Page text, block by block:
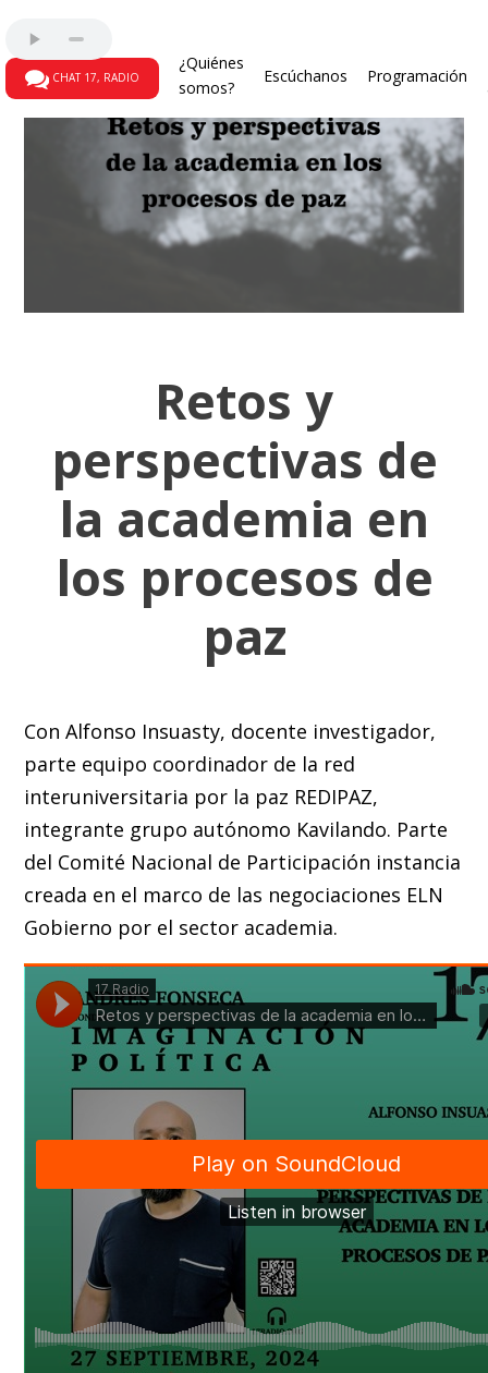
CHAT 17, RADIO
¿Quiénes
somos?
Escúchanos Programación
Retos y
perspectivas de
la academia en
los procesos de
paz
Con Alfonso Insuasty, docente investigador,
parte equipo coordinador de la red
interuniversitaria por la paz REDIPAZ,
integrante grupo autónomo Kavilando. Parte
del Comité Nacional de Participación instancia
creada en el marco de las negociaciones ELN
Gobierno por el sector academia.